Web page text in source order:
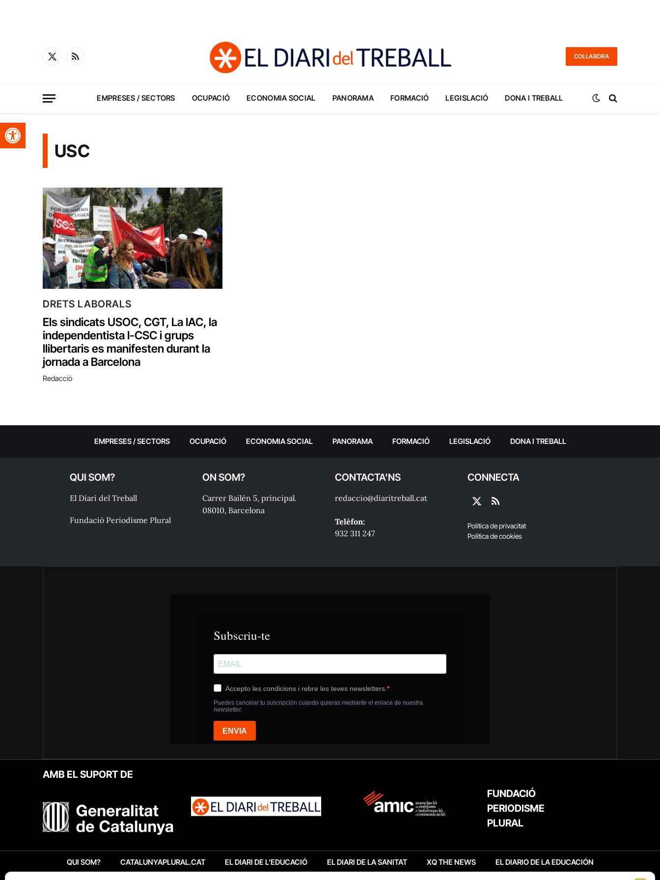
Obre la barra d'eines
X
RSS
COL·LABORA
EMPRESES / SECTORS OCUPACIÓ ECONOMIA SOCIAL PANORAMA FORMACIÓ LEGISLACIÓ DONA I TREBALL
USC
DRETS LABORALS
Els sindicats USOC, CGT, La IAC, la
independentista I-CSC i grups
llibertaris es manifesten durant la
jornada a Barcelona
Redacció
EMPRESES / SECTORS OCUPACIÓ ECONOMIA SOCIAL PANORAMA FORMACIÓ LEGISLACIÓ DONA I TREBALL
QUI SOM?
El Diari del Treball
Fundació Periodisme Plural
ON SOM?
Carrer Bailén 5, principal.
08010, Barcelona
CONTACTA'NS
redaccio@diaritreball.cat
Telèfon:
932 311 247
CONNECTA
X
RSS
Política de privacitat
Política de cookies
AMB EL SUPORT DE
FUNDACIÓ
PERIODISME
PLURAL
QUI SOM? CATALUNYAPLURAL.CAT EL DIARI DE L’EDUCACIÓ EL DIARI DE LA SANITAT XQ THE NEWS EL DIARIO DE LA EDUCACIÓN